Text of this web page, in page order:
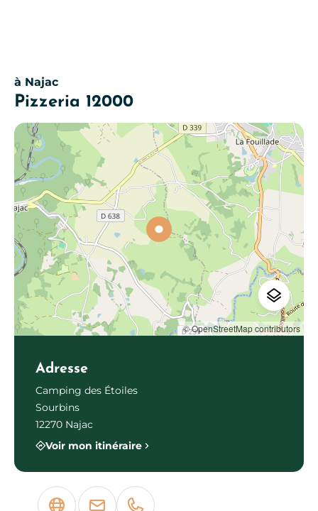
à Najac
Pizzeria 12000
© OpenStreetMap contributors
Adresse
Camping des Étoiles
Sourbins
12270 Najac
Voir mon itinéraire